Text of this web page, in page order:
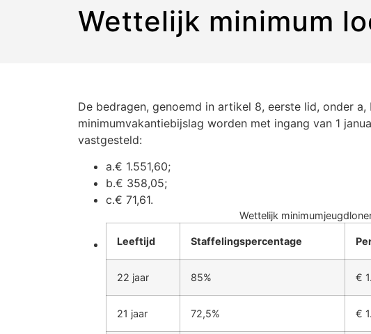
Wettelijk minimum
De bedragen, genoemd in artikel 8, eerste lid, onder
minimumvakantiebijslag worden met ingang van 1
vastgesteld:
a.€ 1.551,60;
b.€ 358,05;
c.€ 71,61.
Wettelijk
Leeftijd Staffelingspercentage
22 jaar 85% €
21 jaar 72,5% €